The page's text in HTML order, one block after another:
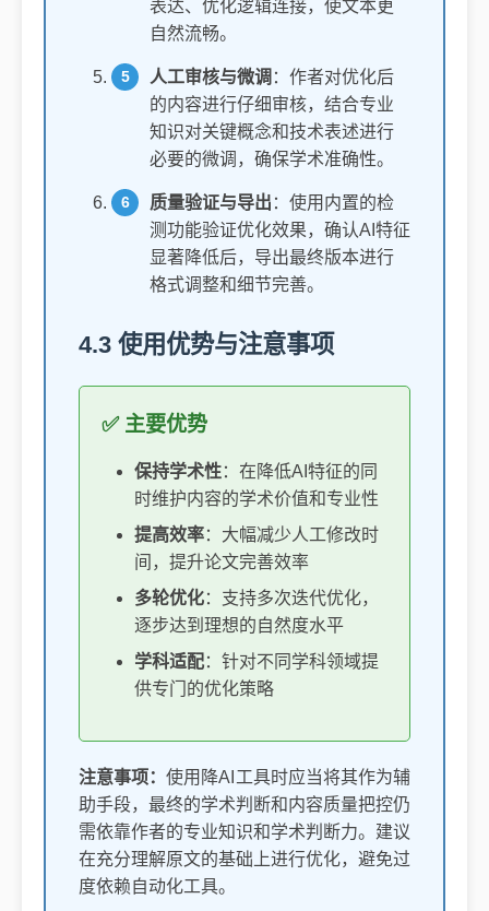
表达、优化逻辑连接，使文本更
自然流畅。
人工审核与微调 ：作者对优化后
的内容进行仔细审核，结合专业
知识对关键概念和技术表述进行
必要的微调，确保学术准确性。
质量验证与导出 ：使用内置的检
测功能验证优化效果，确认AI特征
显著降低后，导出最终版本进行
格式调整和细节完善。
4.3 使用优势与注意事项
✅ 主要优势
保持学术性：在降低AI特征的同
时维护内容的学术价值和专业性
提高效率：大幅减少人工修改时
间，提升论文完善效率
多轮优化：支持多次迭代优化，
逐步达到理想的自然度水平
学科适配：针对不同学科领域提
供专门的优化策略
注意事项：使用降AI工具时应当将其作为辅
助手段，最终的学术判断和内容质量把控仍
需依靠作者的专业知识和学术判断力。建议
在充分理解原文的基础上进行优化，避免过
度依赖自动化工具。